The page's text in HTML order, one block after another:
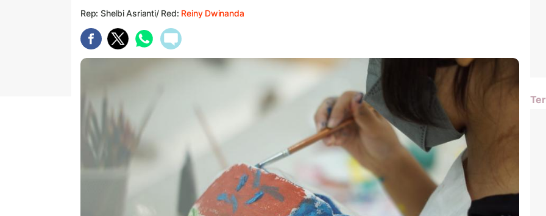
Rep: Shelbi Asrianti/ Red: Reiny Dwinanda